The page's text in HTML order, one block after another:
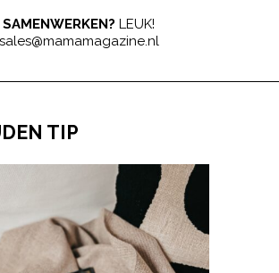
SAMENWERKEN? LEUK!
sales@mamamagazine.nl
TIP